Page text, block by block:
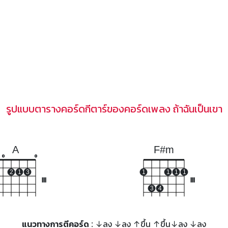
รูปแบบตารางคอร์ดกีตาร์ของคอร์ดเพลง ถ้าฉันเป็นเขา
A
o
2 1 3
o
F#m
1
3 4
1 1 1
แนวทางการตีคอร์ด : ↓ลง ↓ลง ↑ขึ้น ↑ขึ้น↓ลง ↓ลง